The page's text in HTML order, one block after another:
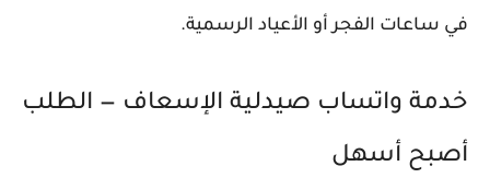
في ساعات الفجر أو الأعياد الرسمية.
خدمة واتساب صيدلية الإسعاف — الطلب
أصبح أسهل